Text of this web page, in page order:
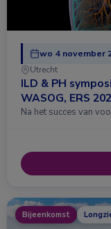
wo 4 november
Utrecht
ILD & PH
WASOG, ERS
Na het succes van
Bijeenkomst